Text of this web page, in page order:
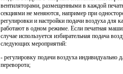
вентиляторами, размещенными в каждой
секциями не меняются, например при
регулировки и настройки подачи воздуха для
работают в одном режиме. Если печатная
случае используется избирательная подача
следующих мероприятий:
- регулировку подачи воздуха индивидуально
переворота;